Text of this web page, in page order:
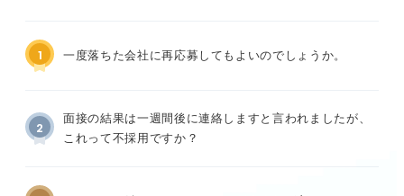
1 一度落ちた会社に再応募してもよいのでしょうか。
2
面接の結果は一週間後に連絡しますと言われましたが、
これって不採用ですか？